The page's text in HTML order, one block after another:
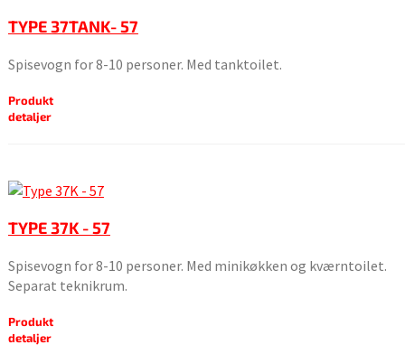
TYPE 37TANK- 57
Spisevogn for 8-10 personer. Med tanktoilet.
Produkt
detaljer
TYPE 37K - 57
Spisevogn for 8-10 personer. Med minikøkken og kværntoilet.
Separat teknikrum.
Produkt
detaljer